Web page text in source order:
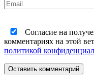
Согласие на
комментариях на этой
политикой
Оставить комментарий